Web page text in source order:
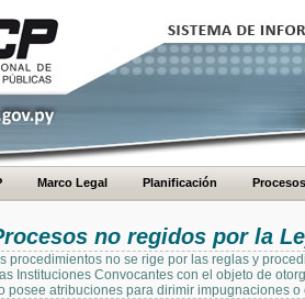
Marco Legal Planificación Procesos
no regidos por la
procedimientos no se rige por las reglas y
Instituciones Convocantes con el objeto de
posee atribuciones para dirimir impugnaciones